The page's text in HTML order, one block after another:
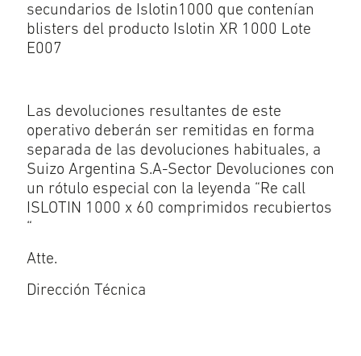
secundarios de Islotin1000 que contenían
blisters del producto Islotin XR 1000 Lote
E007
Las devoluciones resultantes de este
operativo deberán ser remitidas en forma
separada de las devoluciones habituales, a
Suizo Argentina S.A-Sector Devoluciones con
un rótulo especial con la leyenda “Re call
ISLOTIN 1000 x 60 comprimidos recubiertos
“
Atte.
Dirección Técnica